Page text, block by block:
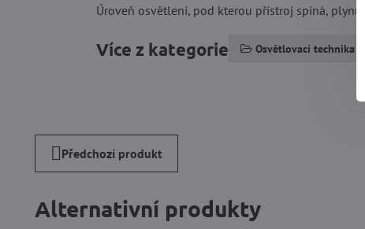
Úroveň osvětlení, pod kterou přístroj spíná,
Více z kategorie Osvětlovací technika
Předchozí produkt
Alternativní produkty